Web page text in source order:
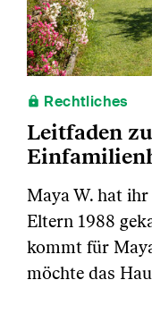
Rechtliches
Leitfaden
Maya W. hat
Eltern 1988
kommt für
möchte das